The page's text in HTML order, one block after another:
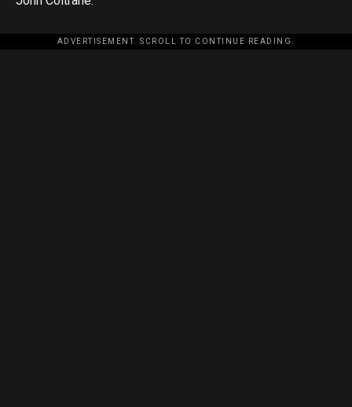
ADVERTISEMENT. SCROLL TO CONTINUE READING.